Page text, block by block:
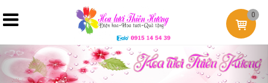
0
Previous